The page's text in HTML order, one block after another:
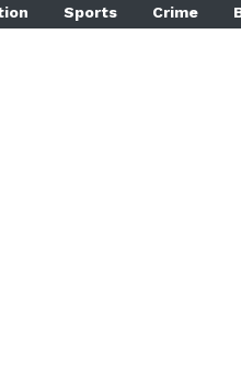
Sports Crime